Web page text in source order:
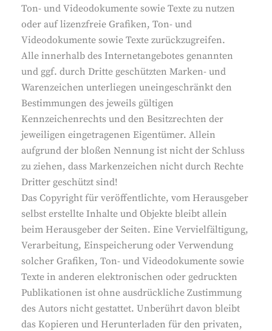
Ton- und Videodokumente sowie Texte zu nutzen
oder auf lizenzfreie Grafiken, Ton- und
Videodokumente sowie Texte zurückzugreifen.
Alle innerhalb des Internetangebotes genannten
und ggf. durch Dritte geschützten Marken- und
Warenzeichen unterliegen uneingeschränkt den
Bestimmungen des jeweils gültigen
Kennzeichenrechts und den Besitzrechten der
jeweiligen eingetragenen Eigentümer. Allein
aufgrund der bloßen Nennung ist nicht der Schluss
zu ziehen, dass Markenzeichen nicht durch Rechte
Dritter geschützt sind!
Das Copyright für veröffentlichte, vom Herausgeber
selbst erstellte Inhalte und Objekte bleibt allein
beim Herausgeber der Seiten. Eine Vervielfältigung,
Verarbeitung, Einspeicherung oder Verwendung
solcher Grafiken, Ton- und Videodokumente sowie
Texte in anderen elektronischen oder gedruckten
Publikationen ist ohne ausdrückliche Zustimmung
des Autors nicht gestattet. Unberührt davon bleibt
das Kopieren und Herunterladen für den privaten,